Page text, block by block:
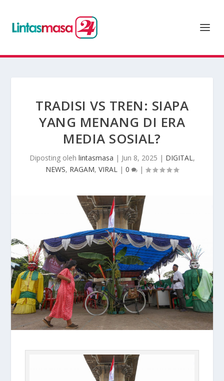
TRADISI VS TREN: SIAPA
YANG MENANG DI ERA
MEDIA SOSIAL?
Diposting oleh lintasmasa | Jun 8, 2025 | DIGITAL,
NEWS, RAGAM, VIRAL | 0 |